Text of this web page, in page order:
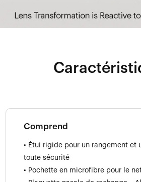
Comprend
• Étui rigide pour un rangement et
toute sécurité
• Pochette en microfibre pour le